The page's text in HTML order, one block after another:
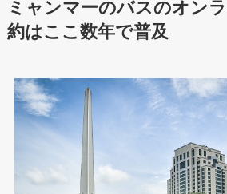
ミャンマーのバスのオン
約はここ数年で普及